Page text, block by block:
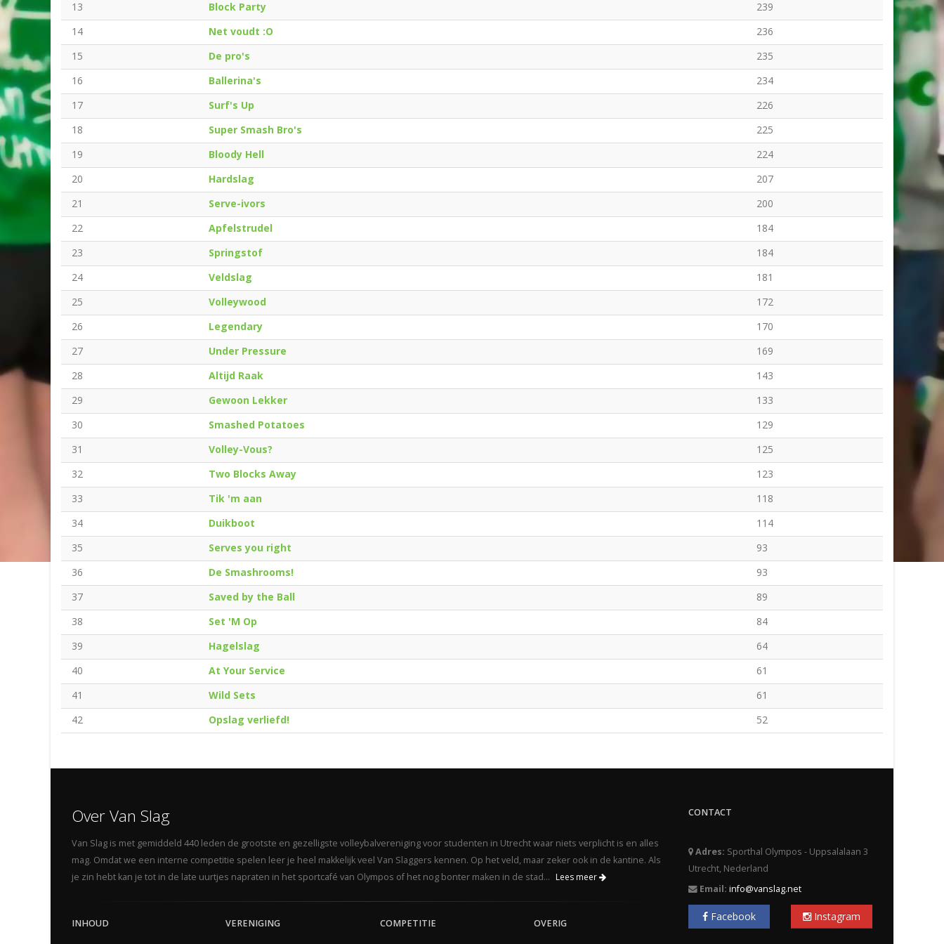
13 Block Party
239
14
Net voudt :O
236
15
De pro's
235
16
Ballerina's
234
17
Surf's Up
226
18
Super Smash Bro's
225
19
Bloody Hell
224
20
Hardslag
207
21
Serve-ivors
200
22
Apfelstrudel
184
23
Springstof
184
24
Veldslag
181
25
Volleywood
172
26
Legendary
170
27
Under Pressure
169
28
Altijd Raak
143
29
Gewoon Lekker
133
30
Smashed Potatoes
129
31
Volley-Vous?
125
32
Two Blocks Away
123
33
Tik 'm aan
118
34
Duikboot
114
35
Serves you right
93
36
De Smashrooms!
93
37
Saved by the Ball
89
38
Set 'M Op
84
39
Hagelslag
64
40
At Your Service
61
41
Wild Sets
61
42
Opslag verliefd! 52
Over Van Slag
Van Slag is met gemiddeld 440 leden de grootste en gezelligste volleybalvereniging voor studenten in Utrecht waar niets verplicht is en alles
mag. Omdat we een interne competitie spelen leer je heel makkelijk veel Van Slaggers kennen. Op het veld, maar zeker ook in de kantine. Als
je zin hebt kan je tot in de late uurtjes napraten in het sportcafé van Olympos of het nog bonter maken in de stad... Lees meer
INHOUD VERENIGING COMPETITIE OVERIG
CONTACT
Adres: Sporthal Olympos - Uppsalalaan 3
Utrecht, Nederland
Email: info@vanslag.net
Facebook Instagram